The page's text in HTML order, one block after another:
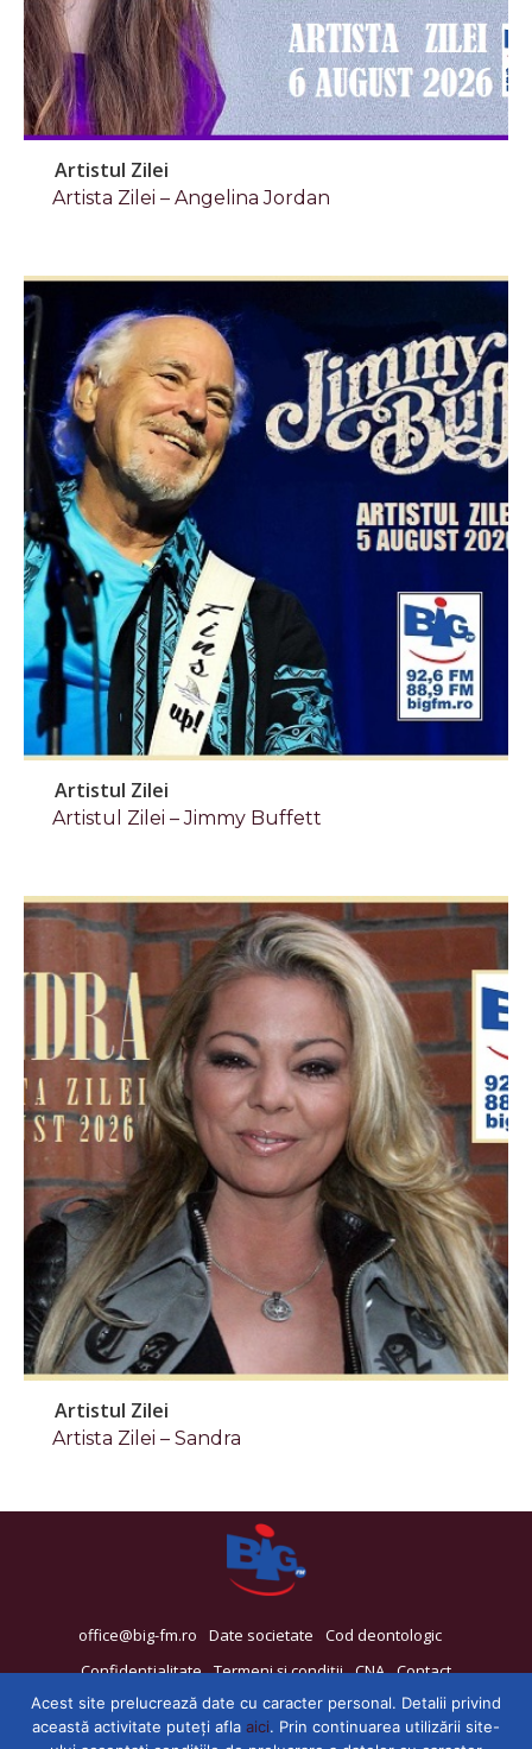
Artistul Zilei
Artista Zilei – Angelina Jordan
Artistul Zilei
Artistul Zilei – Jimmy Buffett
Artistul Zilei
Artista Zilei – Sandra
office@big-fm.ro Date societate
Cod deontologic
Confidențialitate Termeni și condiții CNA Contact
Acest site prelucrează date cu caracter personal. Detalii privind
această activitate puteți afla aici. Prin continuarea utilizării site-